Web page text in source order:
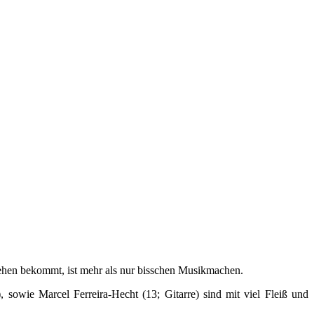
bekommt, ist mehr als nur bisschen Musikmachen.
sowie Marcel Ferreira-Hecht (13; Gitarre) sind mit viel Fleiß und